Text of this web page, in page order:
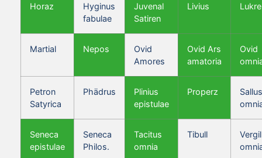
Horaz
Hyginus
fabulae
Juvenal
Satiren
Livius
Martial Nepos
Ovid
Amores
Ovid Ars
amatoria
Ovid
Petron
Satyrica
Phädrus
Plinius
epistulae
Properz
Seneca
epistulae
Seneca
Philos.
Tacitus
omnia
Tibull
Vergil